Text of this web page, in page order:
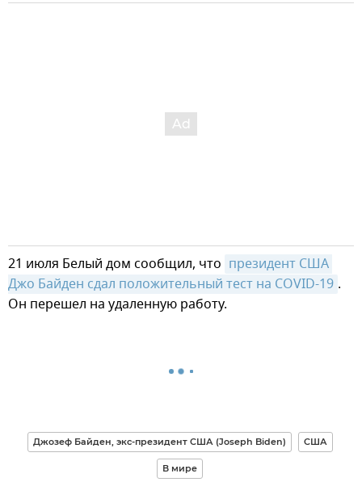
21 июля Белый дом сообщил, что президент США
Джо Байден сдал положительный тест на COVID-19 .
Он перешел на удаленную работу.
Джозеф Байден, экс-президент США (Joseph Biden) США
В мире